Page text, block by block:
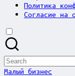
Политика
Согласие на
Search
for:
Posted
Малый бизнес